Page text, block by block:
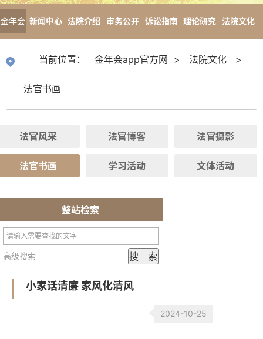
金年会
方网
新闻中心 法院介绍 审务公开 诉讼指南 理论研究 法院文化
当前位置： 金年会app官方网 > 法院文化 >
法官书画
法官风采 法官博客 法官摄影
法官书画 学习活动 文体活动
整站检索
高级搜索
小家话清廉 家风化清风
2024-10-25